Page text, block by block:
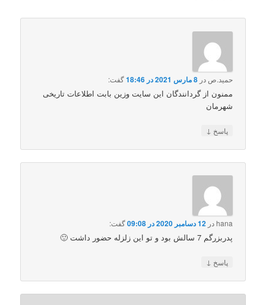
حمید.ص در8 مارس 2021 در 18:46 گفت:
ممنون از گردانندگان این سایت وزین بابت اطلاعات تاریخی
شهرمان
پاسخ ↓
hanaدر12 دسامبر 2020 در 09:08 گفت:
پدربزرگم 7 سالش بود و تو این زلزله حضور داشت 🙂
پاسخ ↓